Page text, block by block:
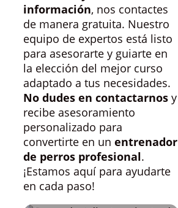
información, nos contactes
de manera gratuita. Nuestro
equipo de expertos está listo
para asesorarte y guiarte en
la elección del mejor curso
adaptado a tus necesidades.
No dudes en contactarnos y
recibe asesoramiento
personalizado para
convertirte en un entrenador
de perros profesional.
¡Estamos aquí para ayudarte
en cada paso!